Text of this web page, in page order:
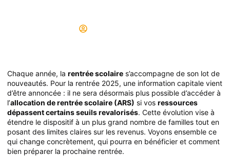
Chaque année, la rentrée scolaire s’accompagne de son lot de
nouveautés. Pour la rentrée 2025, une information capitale vient
d’être annoncée : il ne sera désormais plus possible d’accéder à
l’allocation de rentrée scolaire (ARS) si vos ressources
dépassent certains seuils revalorisés. Cette évolution vise à
étendre le dispositif à un plus grand nombre de familles tout en
posant des limites claires sur les revenus. Voyons ensemble ce
qui change concrètement, qui pourra en bénéficier et comment
bien préparer la prochaine rentrée.